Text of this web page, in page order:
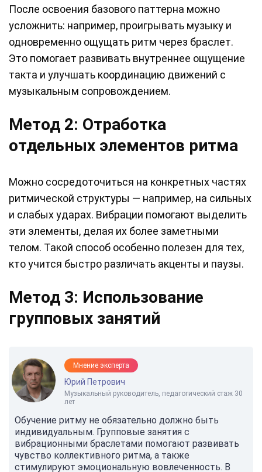
После освоения базового паттерна можно
усложнить: например, проигрывать музыку и
одновременно ощущать ритм через браслет.
Это помогает развивать внутреннее ощущение
такта и улучшать координацию движений с
музыкальным сопровождением.
Метод 2: Отработка
отдельных элементов ритма
Можно сосредоточиться на конкретных частях
ритмической структуры — например, на сильных
и слабых ударах. Вибрации помогают выделить
эти элементы, делая их более заметными
телом. Такой способ особенно полезен для тех,
кто учится быстро различать акценты и паузы.
Метод 3: Использование
групповых занятий
Мнение эксперта
Юрий Петрович
Музыкальный руководитель, педагогический стаж 30
лет
Обучение ритму не обязательно должно быть
индивидуальным. Групповые занятия с
вибрационными браслетами помогают развивать
чувство коллективного ритма, а также
стимулируют эмоциональную вовлеченность. В